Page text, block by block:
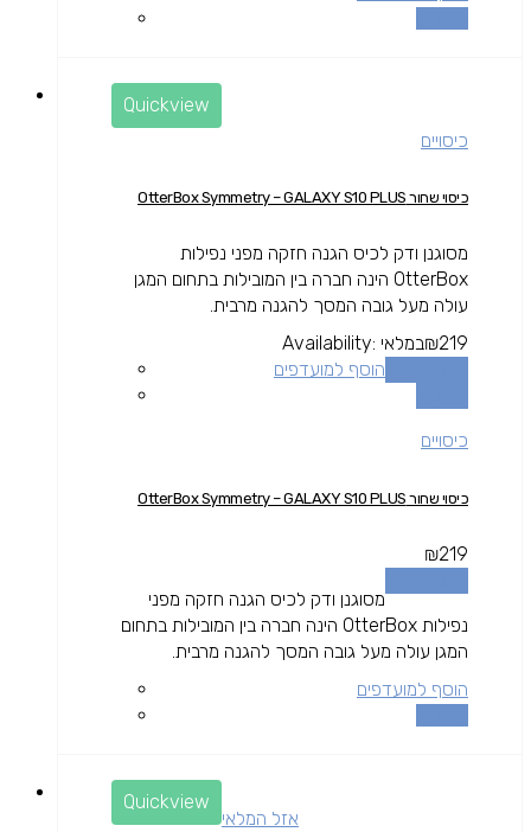
Quickview
כיסויים
כיסוי שחור OtterBox Symmetry – GALAXY S10 PLUS
מסוגנן ודק לכיס הגנה חזקה מפני נפילות
OtterBox הינה חברה בין המובילות בתחום המגן
עולה מעל גובה המסך להגנה מרבית.
₪219
Availability: במלאי
הוסף למועדפים
כיסויים
כיסוי שחור OtterBox Symmetry – GALAXY S10 PLUS
₪219
מסוגנן ודק לכיס הגנה חזקה מפני
נפילות OtterBox הינה חברה בין המובילות בתחום
המגן עולה מעל גובה המסך להגנה מרבית.
הוסף למועדפים
Quickview
אזל המלאי